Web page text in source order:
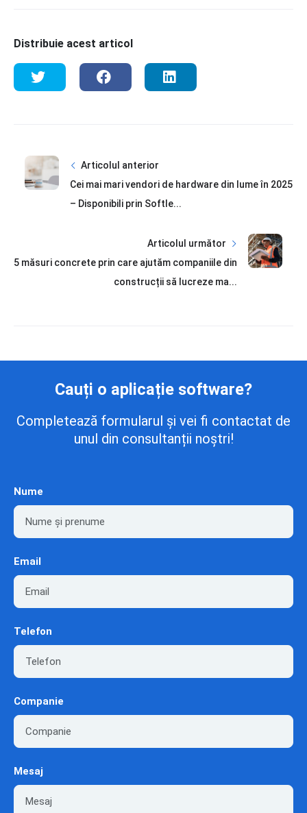
Distribuie acest articol
Articolul anterior
Cei mai mari vendori de hardware din lume în 2025
– Disponibili prin Softle...
Articolul următor
5 măsuri concrete prin care ajutăm companiile din
construcții să lucreze ma...
Cauți o aplicație software?
Completează formularul și vei fi contactat de
unul din consultanții noștri!
Nume
Email
Telefon
Companie
Mesaj